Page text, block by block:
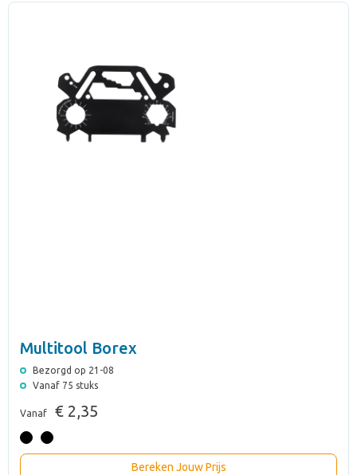
Multitool Borex
Bezorgd op 21-08
Vanaf 75 stuks
Vanaf € 2,35
Bereken Jouw Prijs